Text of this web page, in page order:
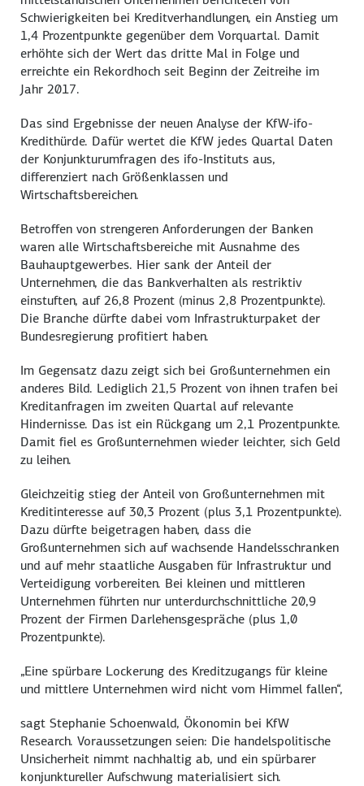
Schwierigkeiten bei Kreditverhandlungen, ein Anstieg um
1,4 Prozentpunkte gegenüber dem Vorquartal. Damit
erhöhte sich der Wert das dritte Mal in Folge und
erreichte ein Rekordhoch seit Beginn der Zeitreihe im
Jahr 2017.
Das sind Ergebnisse der neuen Analyse der KfW-ifo-
Kredithürde. Dafür wertet die KfW jedes Quartal Daten
der Konjunkturumfragen des ifo-Instituts aus,
differenziert nach Größenklassen und
Wirtschaftsbereichen.
Betroffen von strengeren Anforderungen der Banken
waren alle Wirtschaftsbereiche mit Ausnahme des
Bauhauptgewerbes. Hier sank der Anteil der
Unternehmen, die das Bankverhalten als restriktiv
einstuften, auf 26,8 Prozent (minus 2,8 Prozentpunkte).
Die Branche dürfte dabei vom Infrastrukturpaket der
Bundesregierung profitiert haben.
Im Gegensatz dazu zeigt sich bei Großunternehmen ein
anderes Bild. Lediglich 21,5 Prozent von ihnen trafen bei
Kreditanfragen im zweiten Quartal auf relevante
Hindernisse. Das ist ein Rückgang um 2,1 Prozentpunkte.
Damit fiel es Großunternehmen wieder leichter, sich Geld
zu leihen.
Gleichzeitig stieg der Anteil von Großunternehmen mit
Kreditinteresse auf 30,3 Prozent (plus 3,1 Prozentpunkte).
Dazu dürfte beigetragen haben, dass die
Großunternehmen sich auf wachsende Handelsschranken
und auf mehr staatliche Ausgaben für Infrastruktur und
Verteidigung vorbereiten. Bei kleinen und mittleren
Unternehmen führten nur unterdurchschnittliche 20,9
Prozent der Firmen Darlehensgespräche (plus 1,0
Prozentpunkte).
„Eine spürbare Lockerung des Kreditzugangs für kleine
und mittlere Unternehmen wird nicht vom Himmel fallen“,
sagt Stephanie Schoenwald, Ökonomin bei KfW
Research. Voraussetzungen seien: Die handelspolitische
Unsicherheit nimmt nachhaltig ab, und ein spürbarer
konjunktureller Aufschwung materialisiert sich.